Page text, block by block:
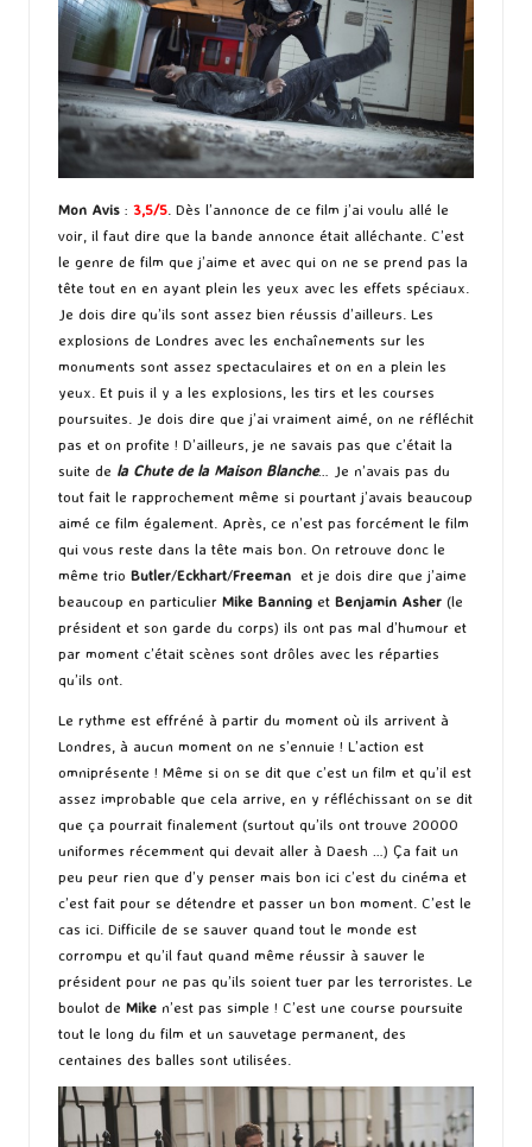
Mon Avis : 3,5/5 . Dès l’annonce de ce film j’ai voulu allé le
voir, il faut dire que la bande annonce était alléchante. C’est
le genre de film que j’aime et avec qui on ne se prend pas la
tête tout en en ayant plein les yeux avec les effets spéciaux.
Je dois dire qu’ils sont assez bien réussis d’ailleurs. Les
explosions de Londres avec les enchaînements sur les
monuments sont assez spectaculaires et on en a plein les
yeux. Et puis il y a les explosions, les tirs et les courses
poursuites. Je dois dire que j’ai vraiment aimé, on ne réfléchit
pas et on profite ! D’ailleurs, je ne savais pas que c’était la
suite de la Chute de la Maison Blanche… Je n’avais pas du
tout fait le rapprochement même si pourtant j’avais beaucoup
aimé ce film également. Après, ce n’est pas forcément le film
qui vous reste dans la tête mais bon. On retrouve donc le
même trio Butler/Eckhart/Freeman et je dois dire que j’aime
beaucoup en particulier Mike Banning et Benjamin Asher (le
président et son garde du corps) ils ont pas mal d’humour et
par moment c’était scènes sont drôles avec les réparties
qu’ils ont.
Le rythme est effréné à partir du moment où ils arrivent à
Londres, à aucun moment on ne s’ennuie ! L’action est
omniprésente ! Même si on se dit que c’est un film et qu’il est
assez improbable que cela arrive, en y réfléchissant on se dit
que ça pourrait finalement (surtout qu’ils ont trouve 20000
uniformes récemment qui devait aller à Daesh …) Ça fait un
peu peur rien que d’y penser mais bon ici c’est du cinéma et
c’est fait pour se détendre et passer un bon moment. C’est le
cas ici. Difficile de se sauver quand tout le monde est
corrompu et qu’il faut quand même réussir à sauver le
président pour ne pas qu’ils soient tuer par les terroristes. Le
boulot de Mike n’est pas simple ! C’est une course poursuite
tout le long du film et un sauvetage permanent, des
centaines des balles sont utilisées.